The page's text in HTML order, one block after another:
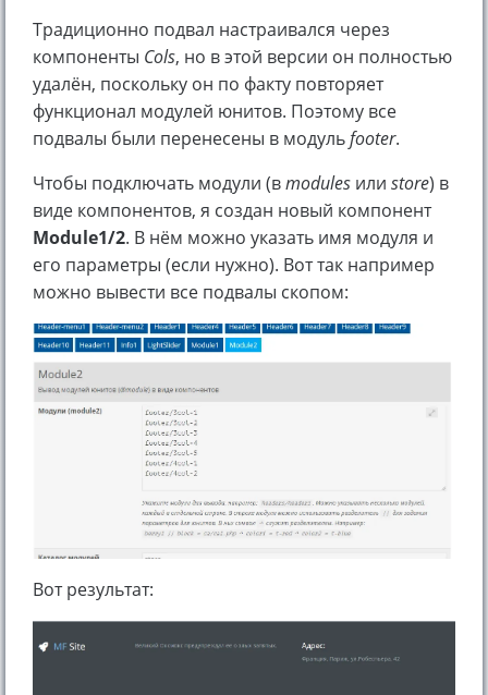
Традиционно подвал настраивался через
компоненты Cols, но в этой версии он полностью
удалён, поскольку он по факту повторяет
функционал модулей юнитов. Поэтому все
подвалы были перенесены в модульfooter.
Чтобы подключать модули (вmodules или store) в
виде компонентов, я создан новый компонент
Module1/2. В нём можно указать имя модуля и
его параметры (если нужно). Вот так например
можно вывести все подвалы скопом:
Вот результат: